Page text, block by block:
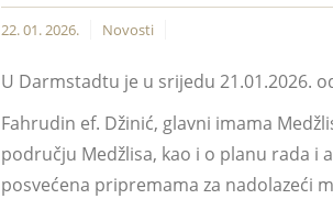
22. 01. 2026. Novosti
U Darmstadtu je u srijedu 21.01.2026.
Fahrudin ef. Džinić, glavni imama
području Medžlisa, kao i o planu rada i
posvećena pripremama za nadolazeći